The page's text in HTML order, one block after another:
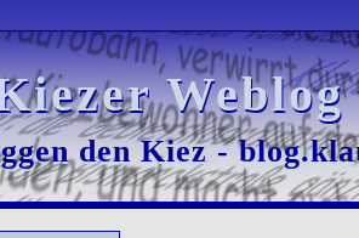
den Kiez -
den Kiez -